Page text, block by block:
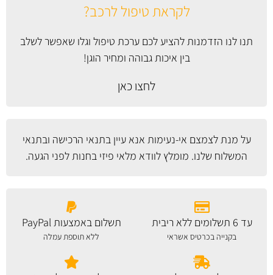
לקראת טיפול לרכב?
תנו לנו הזדמנות להציע לכם ערכת טיפול וגלו שאפשר לשלב
בין איכות גבוהה ומחיר הוגן!
לחצו כאן
על מנת לצמצם אי-נעימות אנא עיין בתנאי הרכישה ובתנאי
המשלוח שלנו. מומלץ לוודא מלאי פיזי בחנות לפני הגעה.
עד 6 תשלומים ללא ריבית
בקנייה בכרטיס אשראי
תשלום באמצעות PayPal
ללא תוספת עמלה